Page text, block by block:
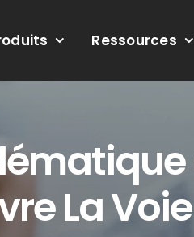
Ressources
La Voie